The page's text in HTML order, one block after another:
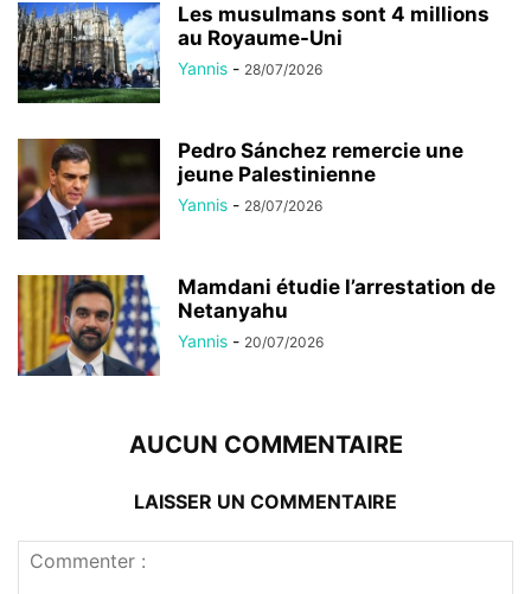
Les musulmans sont 4 millions
au Royaume-Uni
Yannis - 28/07/2026
Pedro Sánchez remercie une
jeune Palestinienne
Yannis - 28/07/2026
Mamdani étudie l’arrestation de
Netanyahu
Yannis - 20/07/2026
AUCUN COMMENTAIRE
LAISSER UN COMMENTAIRE